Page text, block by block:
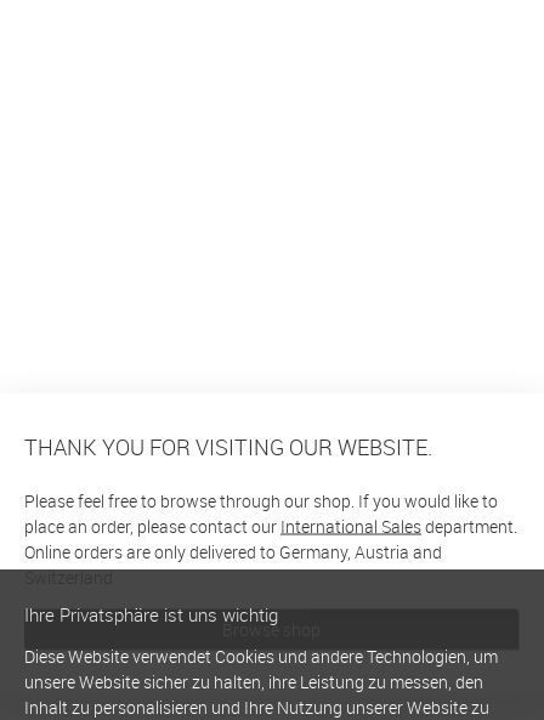
THANK YOU FOR VISITING OUR WEBSITE.
Please feel free to browse through our shop. If you would like to
place an order, please contact our International Salesdepartment.
Online orders are only delivered to Germany, Austria and
Switzerland
Browse shop
Ihre Privatsphäre ist uns wichtig
Diese Website verwendet Cookies und andere Technologien, um
unsere Website sicher zu halten, ihre Leistung zu messen, den
Inhalt zu personalisieren und Ihre Nutzung unserer Website zu